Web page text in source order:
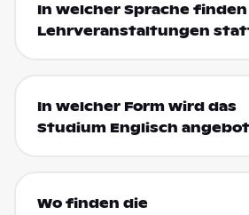
In welcher Sprache
Lehrveranstaltungen
In welcher Form wird das
Studium Englisch
Wo finden die